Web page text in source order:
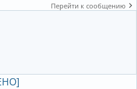
Перейти к сообщению